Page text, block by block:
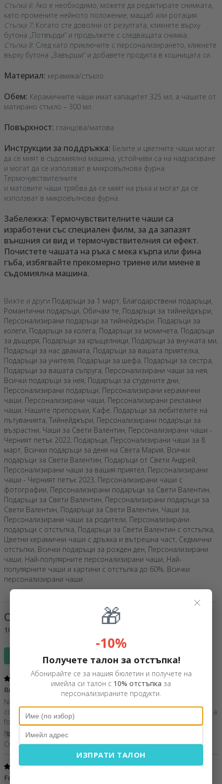
Стъпка 6:Ако е необходимо, можете да редактирате снимката,
като промените нейното положение, мащаб или ротация.
Стъпка 7: Когато сте доволни от резултата, кликнете върху
бутона „Потвърди“ и продължете с следващата снимка.
Стъпка 8: След като приключите с персонализирането, кликнете
върху бутона „Завърши“ и добавете продукта в кошницата си.
Материал: керамика/стъкло
Обем: Керамичните чаши имат капацитет 325 мл, а чашите от
матирано стъкло – 300 мл.
Повърхност: гланцова/матова
Инструкции за поддръжка: Белите и цветните чаши могат
да се мият в съдомиялна машина, устойчиви са на надраскване
и могат да се използват в микровълнова фурна.
Термочувствителните
и матовите чаши трябва да се мият на ръка и могат да се
използват в микровълнова фурна.
Забележка: Термочувствителните чаши са
изработени със специален филм, за да запазят
външния си вид и термочувствителния си ефект.
Почистете чашата на ръка с мека кърпа или фина
гъба, избягвайте прекомерно триене или миене в
съдомиялна машина.
Вижте и други Подаръци за 1 март, Благодарствени подаръци,
Романтични подаръци, Обичам те, Подаръци за тийнейджъри,
Персонализирани подаръци за тийнейджъри, Подаръци за
колеги, Подаръци за колега, Подаръци за момичета, Подаръци
за дъщеря, Подаръци за кръщелници, Подаръци за внучката ми,
Подаръци за нас двамата, Подаръци за вашата приятелка,
Подаръци за учителя, Подаръци за шефа, Подаръци за сестра,
Подаръци за вашата съпруга, Персонализирани чаши за нея,
Всички подаръци за нея, Подаръци за студените дни,
Персонализирани подаръци, Персонализирани керамични
чаши, Персонализирани чаши, Персонализирани рекламни
чаши, Нашите препоръки, Кафе, Подаръци за любителите на
пътуванията, Тийнейджъри, Персонализирани подаръци за
възрастни, Чаши за Свети Валентин, Персонализирани чаши -
Черният петък 2022, Подаръци, Персонализирани чаши за 8
март, Всички подаръци за деня на Света Мария, Всички
подаръци за Свети Валентин, Подаръци от Свети Андрей,
Персонализирани чаши за вашия приятел, Персонализирани
чаши - Черният петък 2023, Персонализирани чаши с
фотографии, Персонализирани подаръци за Свети Валентин,
Подаръци за Свети Валентин, Персонализирани подаръци за
Свети Валентин, Подаръци за Свети Валентин, Чаши за,
Персонализирани чаши за родители, Персонализирани
подаръци с отстъпка, Подаръци за Свети Валентин с отстъпка,
Цветни керамични чаши с дръжка и вътрешна част, Седмични
отстъпки, Всички подаръци за рожден ден, Персонализирани
чаши, Най-популярните персонализирани чаши, Най-
популярните чаши и картини с отстъпка до 60%, Всички
персонализирани чаши.
Отзиви
100%
Напиши отзив
5/ 5
Recomand 31 Юли 2026
Neasteptat de rapizi in procesarea comenzii si livrare. Am
comandat 2 cani cu cate 2 poze fiecare. Au iesit bine, ambalarea a
fost foarte buna, calitate deosebita.
Покажи превод
Cristina,Румъния
5/ 5
Foarte multumit
×
🎁
-10%
Получете талон за отстъпка!
Абонирайте се за нашия бюлетин и получете на
имейла си талон с 10% отстъпка за
персонализираните продукти.
ИЗПРАТИ ТАЛОН